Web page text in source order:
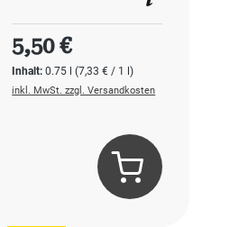
Inhalt:0.75 l(7,33 € / 1 l)
Regulärer Preis:
5,50 €
inkl. MwSt. zzgl. Versandkosten